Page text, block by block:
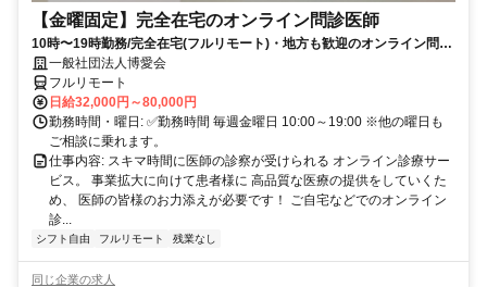
【金曜固定】完全在宅のオンライン問診医師
10時〜19時勤務/完全在宅(フルリモート)・地方も歓迎のオンライン問診
業務一般社団法人博愛会
フルリモート
日給32,000円～80,000円
勤務時間・曜日: ✅勤務時間 毎週金曜日 10:00～19:00 ※他の曜日も
ご相談に乗れます。
仕事内容: スキマ時間に医師の診察が受けられる オンライン診療サー
ビス。 事業拡大に向けて患者様に 高品質な医療の提供をしていくた
め、 医師の皆様のお力添えが必要です！ ご自宅などでのオンライン
診...
シフト自由 フルリモート 残業なし
同じ企業の求人